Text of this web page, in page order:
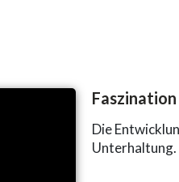
Die
Unterhaltung.